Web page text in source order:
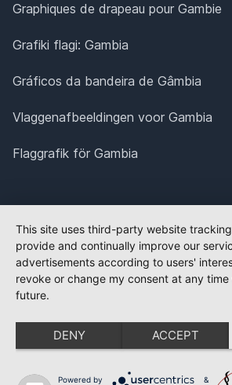
Graphiques de drapeau pour Gambie
Grafiki flagi: Gambia
Gráficos da bandeira de Gâmbia
Vlaggenafbeeldingen voor Gambia
Flaggrafik för Gambia
This site uses third-party website
provide and continually improve our
advertisements according to users'
revoke or change my consent at any
future.
DENY ACCEPT
Powered by &